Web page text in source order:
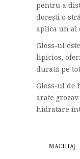
pentru a
dorești o
aplica un al
Gloss-ul
lipicios,
durată pe
Gloss-ul de
arate
hidratare
MACHIAJ